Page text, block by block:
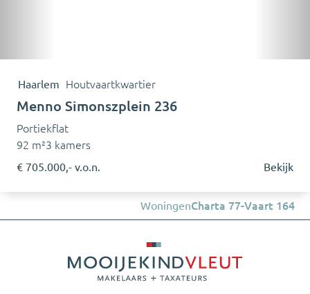
Haarlem Houtvaartkwartier
Menno Simonszplein 236
Portiekflat
92 m²3 kamers
€ 705.000,- v.o.n.
Bekijk
WoningenCharta 77-Vaart 164